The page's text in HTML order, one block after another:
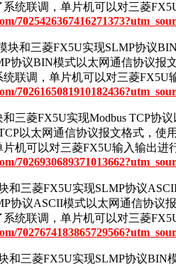
统联调，单片机可以对三菱
块和三菱FX5U实现SLMP协议
协议BIN模式以太网通信协议报
联调，单片机可以对三菱FX5U
三菱FX5U实现Modbus TCP协
以太网通信协议报文格式，
机可以对三菱FX5U输入输出进
和三菱FX5U实现SLMP协议
协议ASCII模式以太网通信协议
统联调，单片机可以对三菱
和三菱FX5U实现SLMP协议BIN